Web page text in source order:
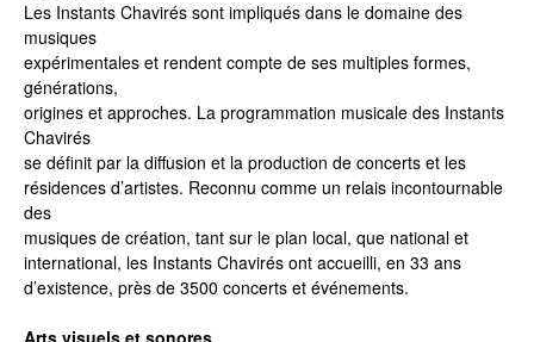
Les Instants Chavirés sont impliqués dans le domaine des
musiques
expérimentales et rendent compte de ses multiples formes,
générations,
origines et approches. La programmation musicale des Instants
Chavirés
se définit par la diffusion et la production de concerts et les
résidences d’artistes. Reconnu comme un relais incontournable
des
musiques de création, tant sur le plan local, que national et
international, les Instants Chavirés ont accueilli, en 33 ans
d’existence, près de 3500 concerts et événements.
Arts visuels et sonores